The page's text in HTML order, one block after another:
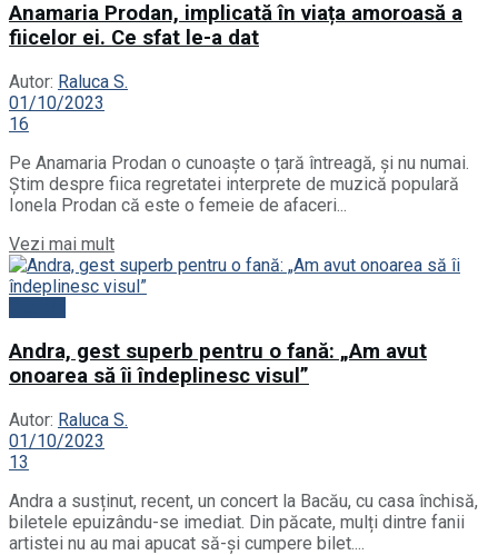
Anamaria Prodan, implicată în viața amoroasă a
fiicelor ei. Ce sfat le-a dat
Autor: Raluca S.
01/10/2023
16
Pe Anamaria Prodan o cunoaște o țară întreagă, și nu numai.
Știm despre fiica regretatei interprete de muzică populară
Ionela Prodan că este o femeie de afaceri...
Vezi mai mult
Andra, gest superb pentru o fană: „Am avut
onoarea să îi îndeplinesc visul”
Autor: Raluca S.
01/10/2023
13
Andra a susținut, recent, un concert la Bacău, cu casa închisă,
biletele epuizându-se imediat. Din păcate, mulți dintre fanii
artistei nu au mai apucat să-și cumpere bilet....